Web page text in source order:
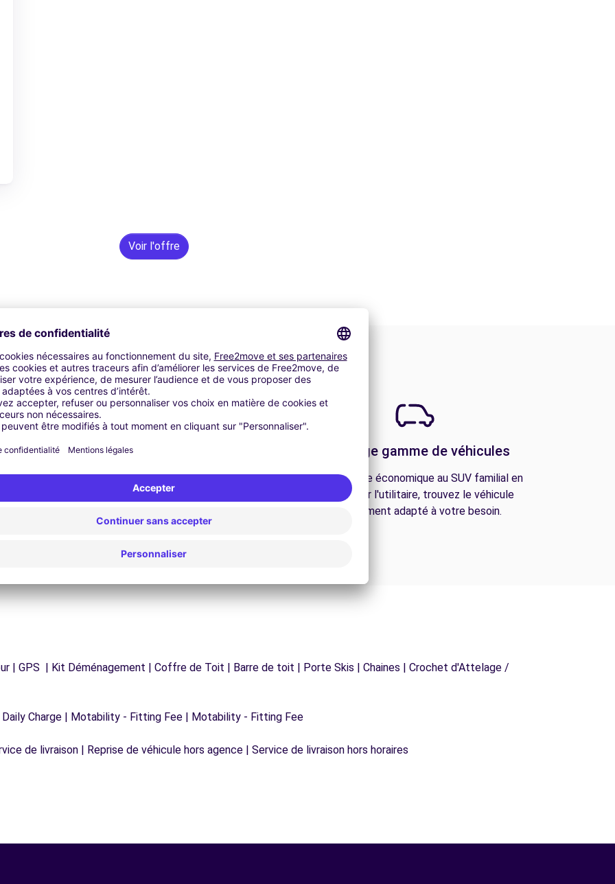
Voir l'offre
Assistance 24h/24 et 7j/7
Un problème sur la route ? Notre service
d'assistance est disponible à tout moment pour
Une large gamme de véhicules
De la citadine économique au SUV familial en
passant par l'utilitaire, trouvez le véhicule
parfaitement adapté à votre besoin.
| GPS | Kit Déménagement | Coffre de Toit | Barre de toit | Porte Skis | Chaines | Crochet d'Attelage /
Charge | Motability - Fitting Fee | Motability - Fitting Fee
de livraison | Reprise de véhicule hors agence | Service de livraison hors horaires